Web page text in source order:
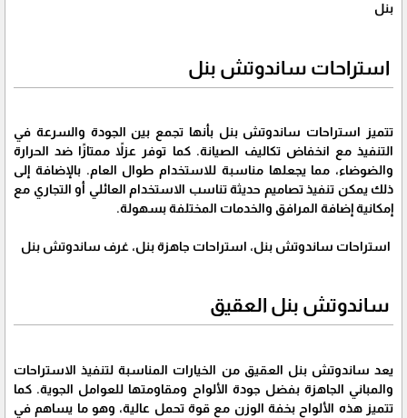
بنل
استراحات ساندوتش بنل
تتميز استراحات ساندوتش بنل بأنها تجمع بين الجودة والسرعة في
التنفيذ مع انخفاض تكاليف الصيانة. كما توفر عزلاً ممتازًا ضد الحرارة
والضوضاء، مما يجعلها مناسبة للاستخدام طوال العام. بالإضافة إلى
ذلك يمكن تنفيذ تصاميم حديثة تناسب الاستخدام العائلي أو التجاري مع
إمكانية إضافة المرافق والخدمات المختلفة بسهولة.
استراحات ساندوتش بنل، استراحات جاهزة بنل، غرف ساندوتش بنل
ساندوتش بنل العقيق
يعد ساندوتش بنل العقيق من الخيارات المناسبة لتنفيذ الاستراحات
والمباني الجاهزة بفضل جودة الألواح ومقاومتها للعوامل الجوية. كما
تتميز هذه الألواح بخفة الوزن مع قوة تحمل عالية، وهو ما يساهم في